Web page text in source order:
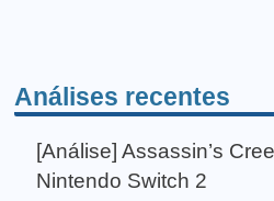
Análises recentes
[Análise] Assassin’s
Nintendo Switch 2